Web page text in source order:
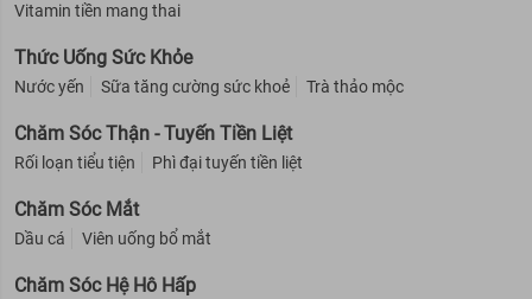
Vitamin tiền mang thai
Thức Uống Sức Khỏe
Nước yến Sữa tăng cường sức khoẻ Trà thảo mộc
Chăm Sóc Thận - Tuyến Tiền Liệt
Rối loạn tiểu tiện Phì đại tuyến tiền liệt
Chăm Sóc Mắt
Dầu cá Viên uống bổ mắt
Chăm Sóc Hệ Hô Hấp